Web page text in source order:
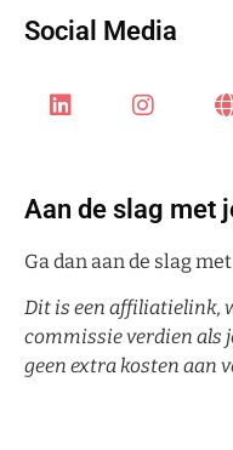
Social Media
Aan de slag met
Ga dan aan de slag met
Dit is een affiliatielink,
commissie verdien als
geen extra kosten aan